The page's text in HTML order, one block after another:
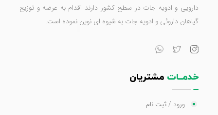
دارویی و ادویه جات در سطح کشور دارند اقدام به عرضه و توزیع
گیاهان داروئی و ادویه جات به شیوه ای نوین نموده است.
خدمــات مشتریان
ورود / ثبت نام